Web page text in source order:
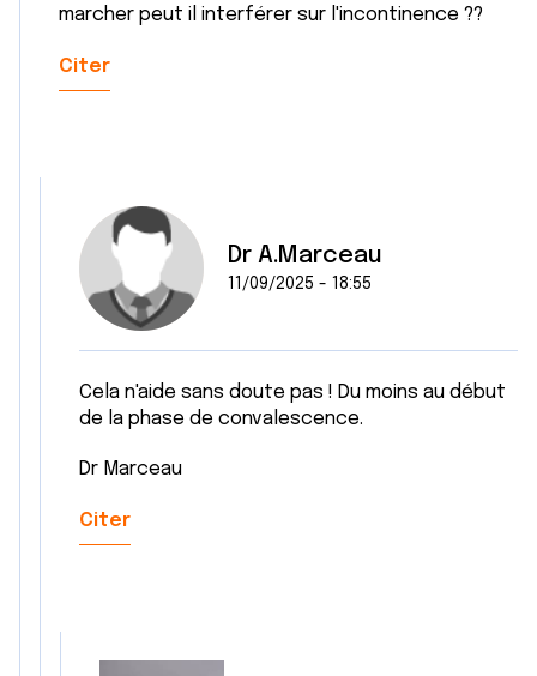
marcher peut il interférer sur l'incontinence ??
Citer
Dr A.Marceau
11/09/2025 - 18:55
Cela n'aide sans doute pas ! Du moins au début
de la phase de convalescence.
Dr Marceau
Citer